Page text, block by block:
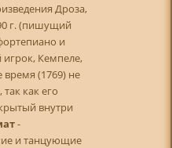
Дроза,
г. (пишущий
и
Кемпеле,
(1769) не
как его
внутри
-
и танцующие